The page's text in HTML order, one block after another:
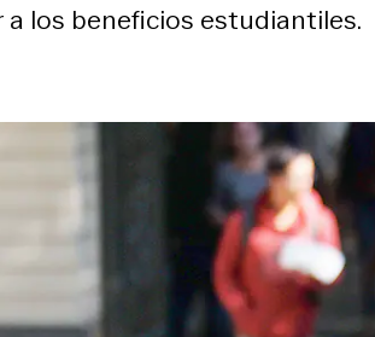
los beneficios estudiantiles.